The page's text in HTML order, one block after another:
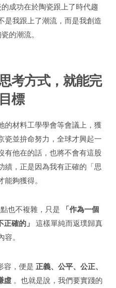
成功在於陶瓷跟上了時代趨
是我跟上了潮流，而是我創造
的潮流。
考方式，就能完
標
的材料工學學會等會議上，獲
瓷並拚命努力，全球才興起一
有他在的話，也將不會有這股
績，正是因為我有正確的「思
能夠獲得。
也不複雜，只是
「作為一個
確的」 這樣單純而返璞歸真
容。
容，便是 正義、公平、公正、
虛 。也就是說，我們要實踐的